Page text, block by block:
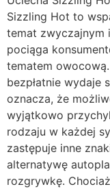
Sizzling Hot to
temat zwyczajnym
pociąga
tematem
bezpłatnie wydaje
oznacza, że
wyjątkowo
rodzaju w każdej
zastępuje inne
alternatywę
rozgrywkę.